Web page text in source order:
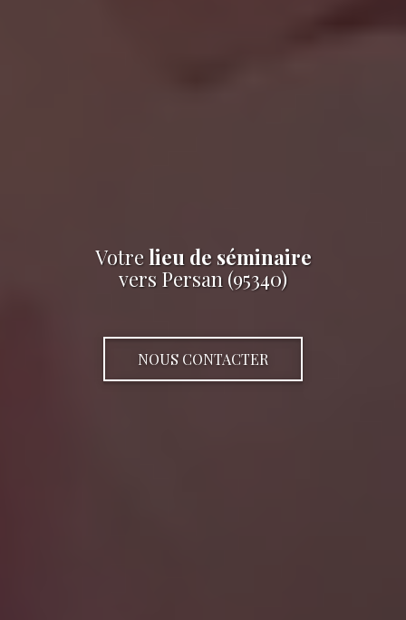
Votrelieu de séminaire
vers Persan (95340)
NOUS CONTACTER